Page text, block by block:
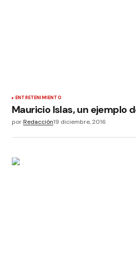
ENTRETENIMIENTO
Mauricio Islas, un ejemplo
porRedacción19 diciembre, 2016